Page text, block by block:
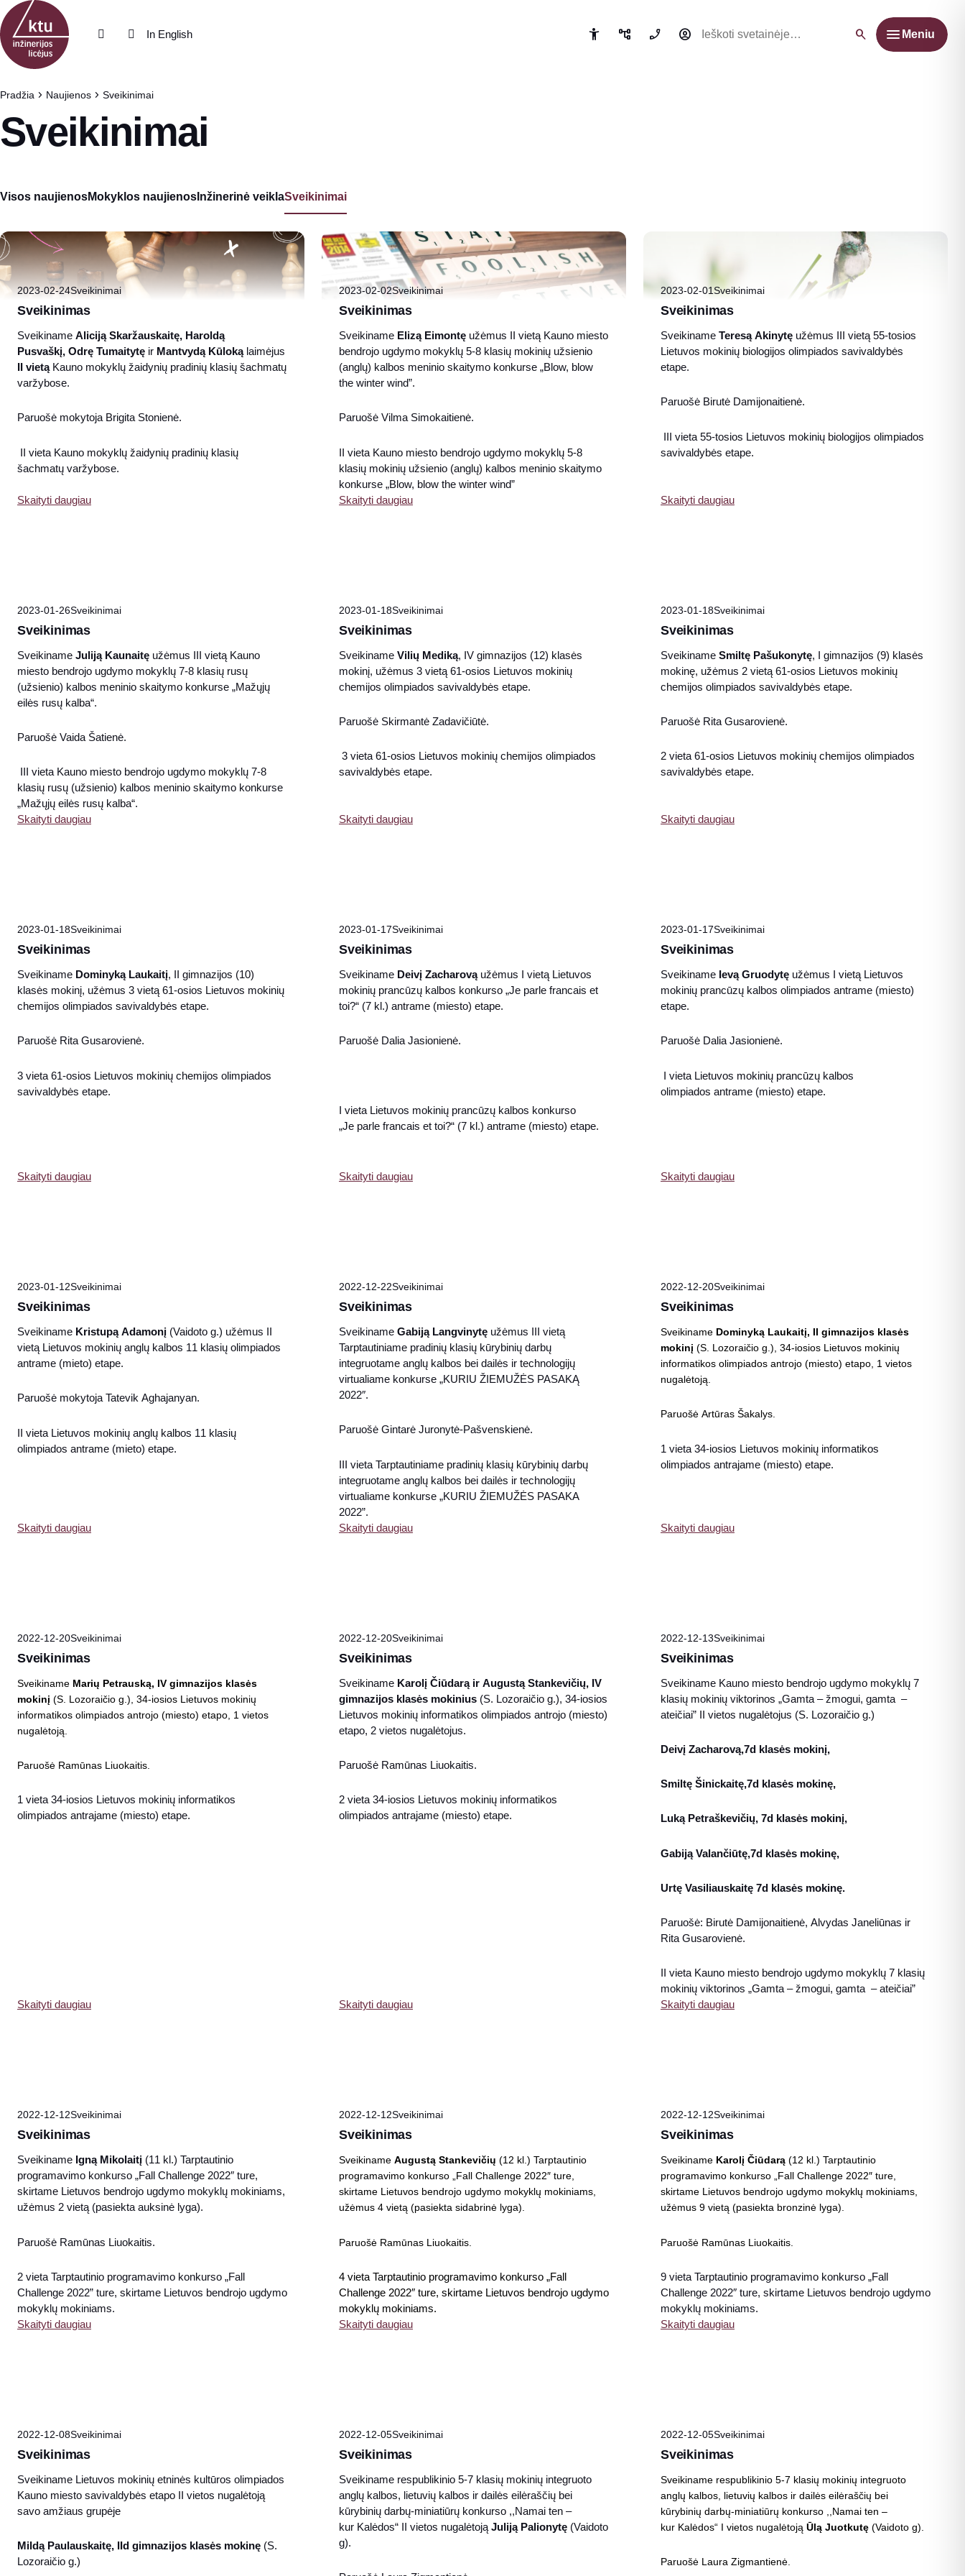
Eiti į turinį
In English
Ieškoti:
Meniu
Pradžia Naujienos Sveikinimai
Sveikinimai
Visos naujienosMokyklos naujienos Inžinerinė veiklaSveikinimai
2023-02-24Sveikinimai
Sveikinimas
Sveikiname Aliciją Skaržauskaitę, Haroldą
Pusvaškį, Odrę Tumaitytę ir Mantvydą Kūlokąlaimėjus
II vietąKauno mokyklų žaidynių pradinių klasių šachmatų
varžybose.
Paruošė mokytoja Brigita Stonienė.
II vieta Kauno mokyklų žaidynių pradinių klasių
šachmatų varžybose.
Skaityti daugiau
2023-02-02Sveikinimai
Sveikinimas
Sveikiname Elizą Eimontę užėmus II vietą Kauno miesto
bendrojo ugdymo mokyklų 5-8 klasių mokinių užsienio
(anglų) kalbos meninio skaitymo konkurse „Blow, blow
the winter wind”.
Paruošė Vilma Simokaitienė.
II vieta Kauno miesto bendrojo ugdymo mokyklų 5-8
klasių mokinių užsienio (anglų) kalbos meninio skaitymo
konkurse „Blow, blow the winter wind”
Skaityti daugiau
2023-02-01Sveikinimai
Sveikinimas
Sveikiname Teresą Akinytę užėmus III vietą 55-tosios
Lietuvos mokinių biologijos olimpiados savivaldybės
etape.
Paruošė Birutė Damijonaitienė.
III vieta 55-tosios Lietuvos mokinių biologijos olimpiados
savivaldybės etape.
Skaityti daugiau
2023-01-26Sveikinimai
Sveikinimas
Sveikiname Juliją Kaunaitę užėmus III vietą Kauno
miesto bendrojo ugdymo mokyklų 7-8 klasių rusų
(užsienio) kalbos meninio skaitymo konkurse „Mažųjų
eilės rusų kalba“.
Paruošė Vaida Šatienė.
III vieta Kauno miesto bendrojo ugdymo mokyklų 7-8
klasių rusų (užsienio) kalbos meninio skaitymo konkurse
„Mažųjų eilės rusų kalba“.
Skaityti daugiau
2023-01-18Sveikinimai
Sveikinimas
Sveikiname Vilių Mediką, IV gimnazijos (12) klasės
mokinį, užėmus 3 vietą 61-osios Lietuvos mokinių
chemijos olimpiados savivaldybės etape.
Paruošė Skirmantė Zadavičiūtė.
3 vieta 61-osios Lietuvos mokinių chemijos olimpiados
savivaldybės etape.
Skaityti daugiau
2023-01-18Sveikinimai
Sveikinimas
Sveikiname Smiltę Pašukonytę, I gimnazijos (9) klasės
mokinę, užėmus 2 vietą 61-osios Lietuvos mokinių
chemijos olimpiados savivaldybės etape.
Paruošė Rita Gusarovienė.
2 vieta 61-osios Lietuvos mokinių chemijos olimpiados
savivaldybės etape.
Skaityti daugiau
2023-01-18Sveikinimai
Sveikinimas
Sveikiname Dominyką Laukaitį, II gimnazijos (10)
klasės mokinį, užėmus 3 vietą 61-osios Lietuvos mokinių
chemijos olimpiados savivaldybės etape.
Paruošė Rita Gusarovienė.
3 vieta 61-osios Lietuvos mokinių chemijos olimpiados
savivaldybės etape.
Skaityti daugiau
2023-01-17Sveikinimai
Sveikinimas
Sveikiname Deivį Zacharovąužėmus I vietą Lietuvos
mokinių prancūzų kalbos konkurso „Je parle francais et
toi?“ (7 kl.) antrame (miesto) etape.
Paruošė Dalia Jasionienė.
I vieta Lietuvos mokinių prancūzų kalbos konkurso
„Je parle francais et toi?“ (7 kl.) antrame (miesto) etape.
Skaityti daugiau
2023-01-17Sveikinimai
Sveikinimas
Sveikiname Ievą Gruodytę užėmus I vietą Lietuvos
mokinių prancūzų kalbos olimpiados antrame (miesto)
etape.
Paruošė Dalia Jasionienė.
I vieta Lietuvos mokinių prancūzų kalbos
olimpiados antrame (miesto) etape.
Skaityti daugiau
2023-01-12Sveikinimai
Sveikinimas
Sveikiname Kristupą Adamonį (Vaidoto g.) užėmus II
vietą Lietuvos mokinių anglų kalbos 11 klasių olimpiados
antrame (mieto) etape.
Paruošė mokytoja Tatevik Aghajanyan.
II vieta Lietuvos mokinių anglų kalbos 11 klasių
olimpiados antrame (mieto) etape.
Skaityti daugiau
2022-12-22Sveikinimai
Sveikinimas
Sveikiname Gabiją Langvinytę užėmus III vietą
Tarptautiniame pradinių klasių kūrybinių darbų
integruotame anglų kalbos bei dailės ir technologijų
virtualiame konkurse „KURIU ŽIEMUŽĖS PASAKĄ
2022″.
Paruošė Gintarė Juronytė-Pašvenskienė.
III vieta Tarptautiniame pradinių klasių kūrybinių darbų
integruotame anglų kalbos bei dailės ir technologijų
virtualiame konkurse „KURIU ŽIEMUŽĖS PASAKA
2022”.
Skaityti daugiau
2022-12-20Sveikinimai
Sveikinimas
Sveikiname Dominyką Laukaitį, II gimnazijos klasės
mokinį (S. Lozoraičio g.), 34-iosios Lietuvos mokinių
informatikos olimpiados antrojo (miesto) etapo, 1 vietos
nugalėtoją.
Paruošė Artūras Šakalys.
1 vieta 34-iosios Lietuvos mokinių informatikos
olimpiados antrajame (miesto) etape.
Skaityti daugiau
2022-12-20Sveikinimai
Sveikinimas
Sveikiname Marių Petrauską, IV gimnazijos klasės
mokinį (S. Lozoraičio g.), 34-iosios Lietuvos mokinių
informatikos olimpiados antrojo (miesto) etapo, 1 vietos
nugalėtoją.
Paruošė Ramūnas Liuokaitis.
1 vieta 34-iosios Lietuvos mokinių informatikos
olimpiados antrajame (miesto) etape.
Skaityti daugiau
2022-12-20Sveikinimai
Sveikinimas
Sveikiname Karolį Čiūdarą ir Augustą Stankevičių, IV
gimnazijos klasės mokinius (S. Lozoraičio g.), 34-iosios
Lietuvos mokinių informatikos olimpiados antrojo (miesto)
etapo, 2 vietos nugalėtojus.
Paruošė Ramūnas Liuokaitis.
2 vieta 34-iosios Lietuvos mokinių informatikos
olimpiados antrajame (miesto) etape.
Skaityti daugiau
2022-12-13Sveikinimai
Sveikinimas
Sveikiname Kauno miesto bendrojo ugdymo mokyklų 7
klasių mokinių viktorinos „Gamta – žmogui, gamta –
ateičiai” II vietos nugalėtojus (S. Lozoraičio g.)
Deivį Zacharovą,7d klasės mokinį,
Smiltę Šinickaitę,7d klasės mokinę,
Luką Petraškevičių, 7d klasės mokinį,
Gabiją Valančiūtę,7d klasės mokinę,
Urtę Vasiliauskaitę 7d klasės mokinę.
Paruošė: Birutė Damijonaitienė, Alvydas Janeliūnas ir
Rita Gusarovienė.
II vieta Kauno miesto bendrojo ugdymo mokyklų 7 klasių
mokinių viktorinos „Gamta – žmogui, gamta – ateičiai”
Skaityti daugiau
2022-12-12Sveikinimai
Sveikinimas
Sveikiname Igną Mikolaitį (11 kl.) Tarptautinio
programavimo konkurso „Fall Challenge 2022″ ture,
skirtame Lietuvos bendrojo ugdymo mokyklų mokiniams,
užėmus 2 vietą (pasiekta auksinė lyga).
Paruošė Ramūnas Liuokaitis.
2 vieta Tarptautinio programavimo konkurso „Fall
Challenge 2022” ture, skirtame Lietuvos bendrojo ugdymo
mokyklų mokiniams.
Skaityti daugiau
2022-12-12Sveikinimai
Sveikinimas
Sveikiname Augustą Stankevičių (12 kl.) Tarptautinio
programavimo konkurso „Fall Challenge 2022″ ture,
skirtame Lietuvos bendrojo ugdymo mokyklų mokiniams,
užėmus 4 vietą (pasiekta sidabrinė lyga).
Paruošė Ramūnas Liuokaitis.
4 vieta Tarptautinio programavimo konkurso „Fall
Challenge 2022″ ture, skirtame Lietuvos bendrojo ugdymo
mokyklų mokiniams.
Skaityti daugiau
2022-12-12Sveikinimai
Sveikinimas
Sveikiname Karolį Čiūdarą (12 kl.) Tarptautinio
programavimo konkurso „Fall Challenge 2022″ ture,
skirtame Lietuvos bendrojo ugdymo mokyklų mokiniams,
užėmus 9 vietą (pasiekta bronzinė lyga).
Paruošė Ramūnas Liuokaitis.
9 vieta Tarptautinio programavimo konkurso „Fall
Challenge 2022″ ture, skirtame Lietuvos bendrojo ugdymo
mokyklų mokiniams.
Skaityti daugiau
2022-12-08Sveikinimai
Sveikinimas
Sveikiname Lietuvos mokinių etninės kultūros olimpiados
Kauno miesto savivaldybės etapo II vietos nugalėtoją
savo amžiaus grupėje
Mildą Paulauskaitę, IId gimnazijos klasės mokinę (S.
Lozoraičio g.)
2022-12-05Sveikinimai
Sveikinimas
Sveikiname respublikinio 5-7 klasių mokinių integruoto
anglų kalbos, lietuvių kalbos ir dailės eilėraščių bei
kūrybinių darbų-miniatiūrų konkurso ,,Namai ten –
kur Kalėdos“ II vietos nugalėtoją Juliją Palionytę (Vaidoto
g).
2022-12-05Sveikinimai
Sveikinimas
Sveikiname respublikinio 5-7 klasių mokinių integruoto
anglų kalbos, lietuvių kalbos ir dailės eilėraščių bei
kūrybinių darbų-miniatiūrų konkurso ,,Namai ten –
kur Kalėdos“ I vietos nugalėtoją Ūlą Juotkutę (Vaidoto g).
Paruošė Laura Zigmantienė.